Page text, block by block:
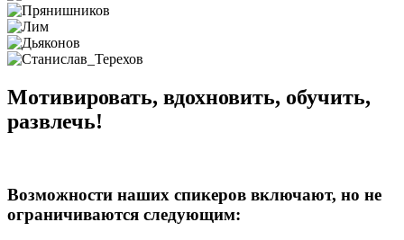
Мотивировать, вдохновить, обучить,
развлечь!
Возможности наших спикеров включают, но не
ограничиваются следующим: